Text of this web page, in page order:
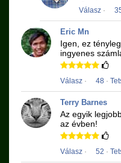
Válasz ·
Eric Mn
Igen, ez
ingyenes
Válasz · 48 ·
Terry Barnes
Az egyik
az évben!
Válasz · 52 ·